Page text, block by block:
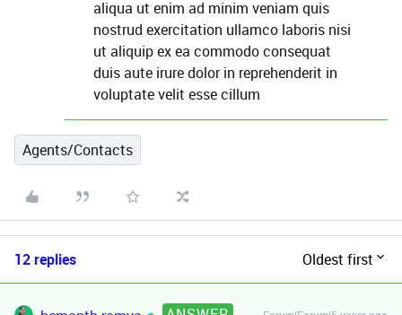
aliqua ut enim ad minim veniam quis
nostrud exercitation ullamco laboris nisi
ut aliquip ex ea commodo consequat
duis aute irure dolor in reprehenderit in
voluptate velit esse cillum
Agents/Contacts
12 replies Oldest first